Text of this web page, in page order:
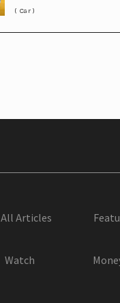
Car
All Articles
Watch